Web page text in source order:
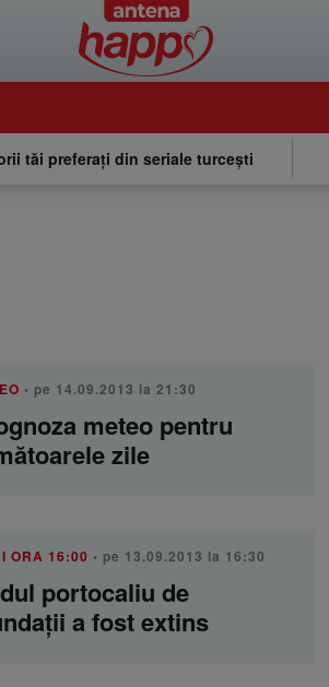
tăi preferați din seriale turcești
• pe 14.09.2013 la 21:30
meteo pentru
zile
ORA 16:00 • pe 13.09.2013 la 16:30
portocaliu de
a fost extins